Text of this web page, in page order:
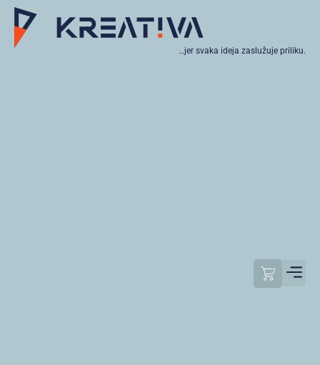
…jer svaka ideja zaslužuje priliku.